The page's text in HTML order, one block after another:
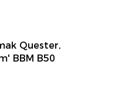
Quester,
BBM B50